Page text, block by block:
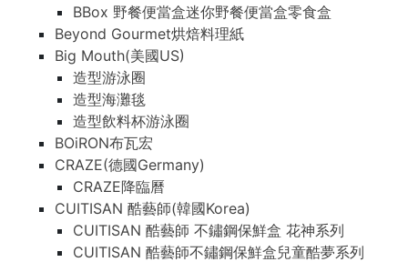
BBox 野餐便當盒迷你野餐便當盒零食盒
Beyond Gourmet烘焙料理紙
Big Mouth(美國US)
造型游泳圈
造型海灘毯
造型飲料杯游泳圈
BOiRON布瓦宏
CRAZE(德國Germany)
CRAZE降臨曆
CUITISAN 酷藝師(韓國Korea)
CUITISAN 酷藝師 不鏽鋼保鮮盒 花神系列
CUITISAN 酷藝師不鏽鋼保鮮盒兒童酷夢系列